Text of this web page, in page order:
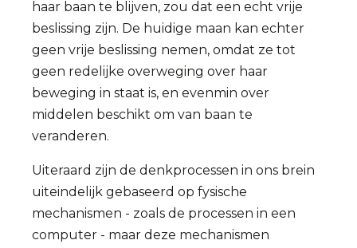
haar baan te blijven, zou dat een echt vrije
beslissing zijn. De huidige maan kan echter
geen vrije beslissing nemen, omdat ze tot
geen redelijke overweging over haar
beweging in staat is, en evenmin over
middelen beschikt om van baan te
veranderen.
Uiteraard zijn de denkprocessen in ons brein
uiteindelijk gebaseerd op fysische
mechanismen - zoals de processen in een
computer - maar deze mechanismen